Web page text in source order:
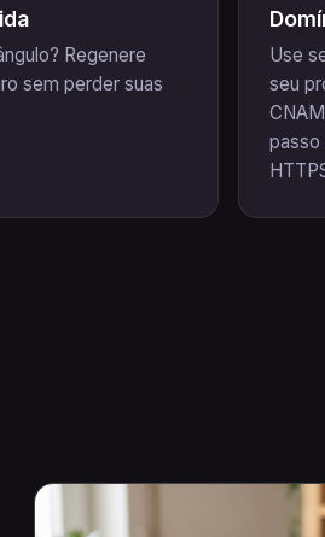
Regenere
sem perder suas
Use
seu